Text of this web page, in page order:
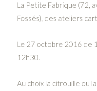
La Petite Fabrique (72,
Fossés), des ateliers
Le 27 octobre 2016 de
12h30.
Au choix la citrouille ou